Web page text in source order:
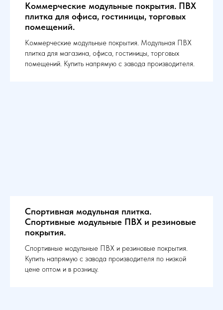
Коммерческие модульные покрытия. ПВХ
плитка для офиса, гостиницы, торговых
помещений.
Коммерческие модульные покрытия. Модульная ПВХ
плитка для магазина, офиса, гостиницы, торговых
помещений. Купить напрямую с завода производителя.
Спортивная модульная плитка.
Спортивные модульные ПВХ и резиновые
покрытия.
Спортивные модульные ПВХ и резиновые покрытия.
Купить напрямую с завода производителя по низкой
цене оптом и в розницу.